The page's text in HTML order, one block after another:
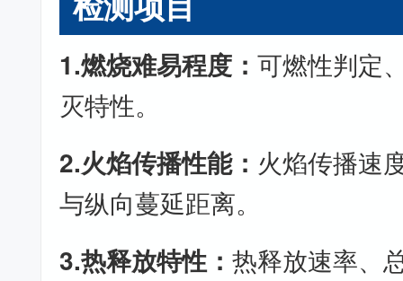
1.燃烧难易程度：可燃性判定
灭特性。
2.火焰传播性能： 火焰传播速
与纵向蔓延距离。
3.热释放特性：热释放速率、